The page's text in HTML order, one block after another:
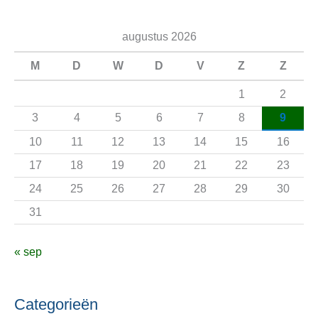
a
r
:
augustus 2026
M D W D V Z Z
1
2
3
4 5 6 7 8
9
10
11 12 13 14 15
16
17
18 19 20 21 22
23
24
25 26 27 28 29
30
31
« sep
Categorieën